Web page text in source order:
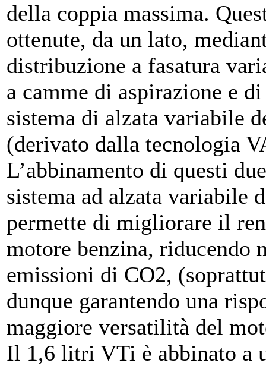
della coppia massima.
ottenute, da un lato,
distribuzione a fasatura
a camme di aspirazione e
sistema di alzata variabile
(derivato dalla tecnologia
L’abbinamento di questi
sistema ad alzata variabile
permette di migliorare il
motore benzina, riducendo
emissioni di CO2,
dunque garantendo una
maggiore versatilità del
Il 1,6 litri VTi è abbinato a